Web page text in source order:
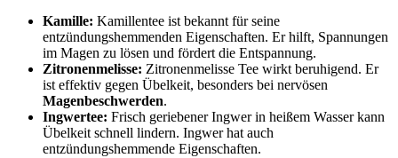
Kamille: Kamillentee ist bekannt für seine
entzündungshemmenden Eigenschaften. Er hilft, Spannungen
im Magen zu lösen und fördert die Entspannung.
Zitronenmelisse: Zitronenmelisse Tee wirkt beruhigend. Er
ist effektiv gegen Übelkeit, besonders bei nervösen
Magenbeschwerden.
Ingwertee: Frisch geriebener Ingwer in heißem Wasser kann
Übelkeit schnell lindern. Ingwer hat auch
entzündungshemmende Eigenschaften.